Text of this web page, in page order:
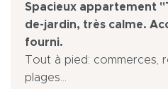
Spacieux appartement
de-jardin, très calme.
fourni.
Tout à pied: commerces,
plages...